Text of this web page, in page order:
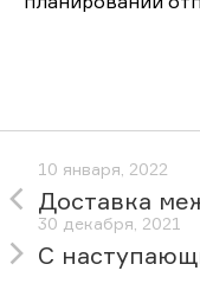
10 января, 2022
Доставка
30 декабря, 2021
С